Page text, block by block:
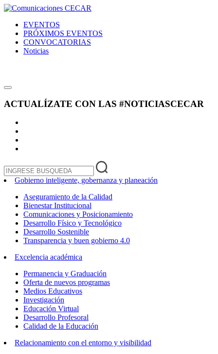
EVENTOS
PRÓXIMOS EVENTOS
CONVOCATORIAS
Noticias
ACTUALÍZATE CON LAS #NOTICIASCECAR
Gobierno inteligente, gobernanza y planeación
Aseguramiento de la Calidad
Bienestar Institucional
Comunicaciones y Posicionamiento
Desarrollo Físico y Tecnológico
Desarrollo Sostenible
Transparencia y buen gobierno 4.0
Excelencia académica
Permanencia y Graduación
Oferta de nuevos programas
Medios Educativos
Investigación
Educación Virtual
Desarrollo Profesoral
Calidad de la Educación
Relacionamiento con el entorno y visibilidad